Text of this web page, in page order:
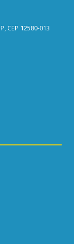
CEP 12580-013